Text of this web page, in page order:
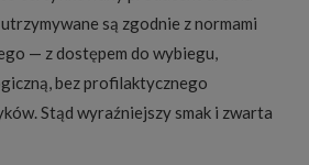
są zgodnie z normami
— z dostępem do wybiegu,
bez profilaktycznego
Stąd wyraźniejszy smak i zwarta